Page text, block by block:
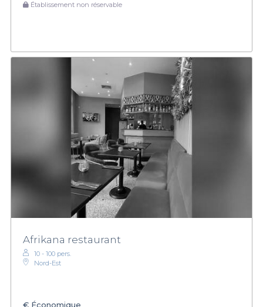
Établissement non réservable
Afrikana restaurant
10 - 100 pers.
Nord-Est
€ Économique